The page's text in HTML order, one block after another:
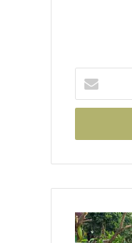
your
Email